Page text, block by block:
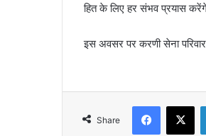
हित के लिए हर संभव प्रयास
इस अवसर पर करणी सेना
Share
Facebook
X